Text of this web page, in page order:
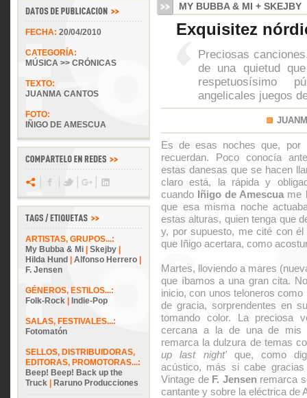
FECHA: 20/04/2010
CATEGORÍA:
MÚSICA >> CRÓNICAS
TEXTO:
JUANMA CANTOS
FOTO:
IÑIGO DE AMESCUA
ARTISTAS, GRUPOS...:
My Bubba & Mi
Skejby
Hilda Hund
Alfonso Herrero
F. Jensen
GÉNEROS, ESTILOS...:
Folk-Rock
Indie-Pop
SALAS, FESTIVALES...:
Fotomatón
SELLOS, DISTRIBUIDORAS,
EDITORAS, PROMOTORAS...:
Beep! Beep! Back up the
Truck
Raruno Producciones
MY BUBBA & MI + SKEJBY
Exquisitez
Preciosas
de una quietud
respetuosísimo
angelicales juegos
Es de esas noches que, por
recuerdan. Poco conocía
estas danesas que se hacen
claro está, la rápida y
cuando Iñigo de Amescua me
que esa misma noche
estas alturas, quien tenga que
y, por supuesto, me cité con
que Iñigo acertara, como
Martes, lloviendo a mares
que íbamos a una gran cita.
inicio, con unos teloneros
de gracia, sorprendentes en
tomando color. La preciosa
cercana a la de una de mis
remarca la dulzura de temas
up last night'que, como
acústico, más si cabe
Vintage de F. Jensenremarca
cantante y sobre la eléctrica de